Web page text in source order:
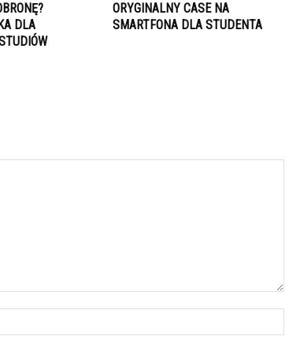
DLA
ORYGINALNY CASE NA
SMARTFONA DLA STUDENTA